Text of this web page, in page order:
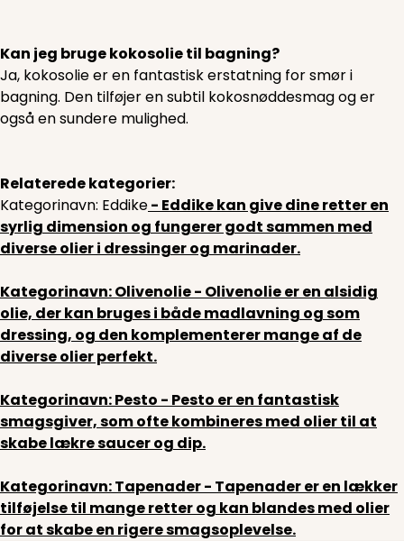
Kan jeg bruge kokosolie til bagning?
Ja, kokosolie er en fantastisk erstatning for smør i
bagning. Den tilføjer en subtil kokosnøddesmag og er
også en sundere mulighed.
Relaterede kategorier:
Kategorinavn: Eddike- Eddike kan give dine retter en
syrlig dimension og fungerer godt sammen med
diverse olier i dressinger og marinader.
Kategorinavn: Olivenolie- Olivenolie er en alsidig
olie, der kan bruges i både madlavning og som
dressing, og den komplementerer mange af de
diverse olier perfekt.
Kategorinavn: Pesto - Pesto er en fantastisk
smagsgiver, som ofte kombineres med olier til at
skabe lækre saucer og dip.
Kategorinavn: Tapenader- Tapenader er en lækker
tilføjelse til mange retter og kan blandes med olier
for at skabe en rigere smagsoplevelse.